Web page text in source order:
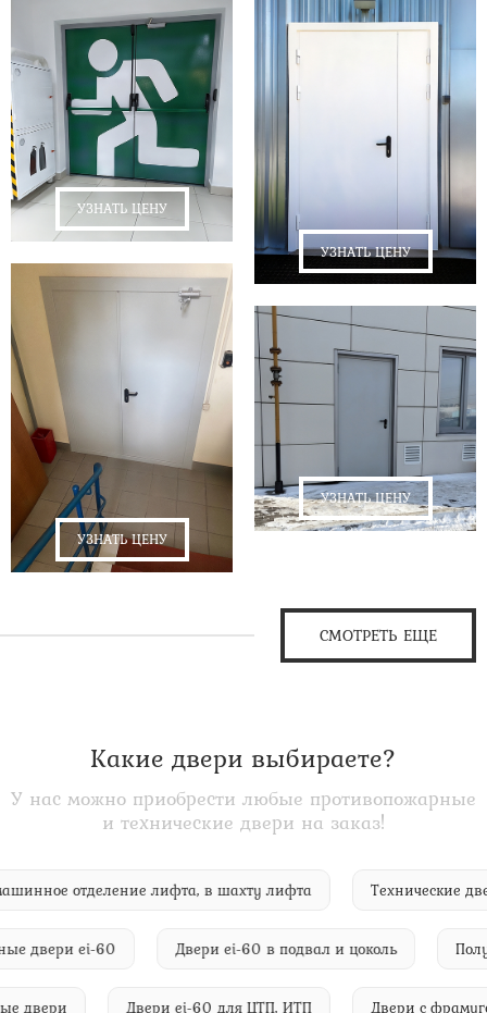
УЗНАТЬ ЦЕНУ
УЗНАТЬ ЦЕНУ
УЗНАТЬ ЦЕНУ
УЗНАТЬ ЦЕНУ
СМОТРЕТЬ ЕЩЕ
Какие двери выбираете?
У нас можно приобрести любые противопожарные
и технические двери на заказ!
машинное отделение лифта, в шахту лифта
ei-60 Двери ei-60 в подвал и цоколь
двери Двери ei-60 для ЦТП, ИТП Двери с